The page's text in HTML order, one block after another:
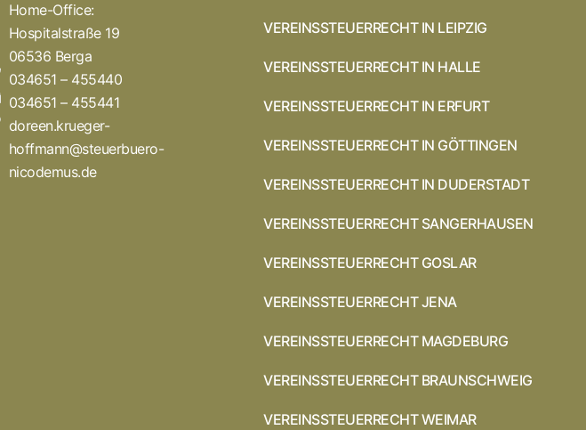
Home-Office:
Hospitalstraße 19
06536 Berga
034651 – 455440
034651 – 455441
doreen.krueger-
hoffmann@steuerbuero-
nicodemus.de
VEREINSSTEUERRECHT IN LEIPZIG
VEREINSSTEUERRECHT IN HALLE
VEREINSSTEUERRECHT IN ERFURT
VEREINSSTEUERRECHT IN GÖTTINGEN
VEREINSSTEUERRECHT IN DUDERSTADT
VEREINSSTEUERRECHT SANGERHAUSEN
VEREINSSTEUERRECHT GOSLAR
VEREINSSTEUERRECHT JENA
VEREINSSTEUERRECHT MAGDEBURG
VEREINSSTEUERRECHT BRAUNSCHWEIG
VEREINSSTEUERRECHT WEIMAR